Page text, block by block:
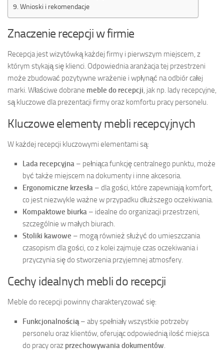
Wnioski i rekomendacje
Znaczenie recepcji w firmie
Recepcja jest wizytówką każdej firmy i pierwszym miejscem, z
którym stykają się klienci. Odpowiednia aranżacja tej przestrzeni
może zbudować pozytywne wrażenie i wpłynąć na odbiór całej
marki. Właściwe dobrane meble do recepcji, jak np. lady recepcyjne,
są kluczowe dla prezentacji firmy oraz komfortu pracy personelu.
Kluczowe elementy mebli recepcyjnych
W każdej recepcji kluczowymi elementami są:
Lada recepcyjna – pełniąca funkcję centralnego punktu, może
być także miejscem na dokumenty i inne akcesoria.
Ergonomiczne krzesła – dla gości, które zapewniają komfort,
co jest niezwykle ważne w przypadku dłuższego oczekiwania.
Kompaktowe biurka – idealne do organizacji przestrzeni,
szczególnie w małych biurach.
Stoliki kawowe – mogą również służyć do umieszczania
czasopism dla gości, co z kolei zajmuje czas oczekiwania i
przyczynia się do stworzenia przyjemnej atmosfery.
Cechy idealnych mebli do recepcji
Meble do recepcji powinny charakteryzować się:
Funkcjonalnością– aby spełniały wszystkie potrzeby
personelu oraz klientów, oferując odpowiednią ilość miejsca
do pracy oraz przechowywania dokumentów.